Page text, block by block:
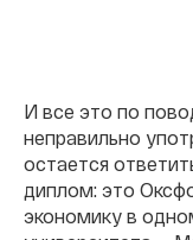
И все это по
неправильно
остается
диплом: это
экономику в